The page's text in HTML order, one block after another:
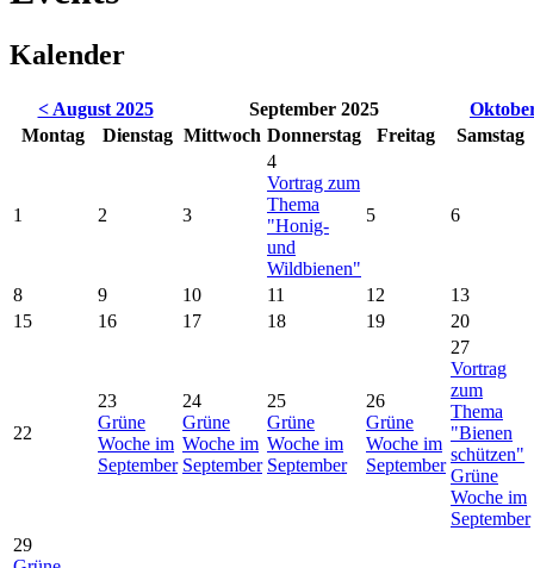
Kalender
< August 2025 September 2025
Montag Dienstag Mittwoch Donnerstag Freitag Samstag
1 2 3
4
Vortrag zum
Thema
"Honig-
und
Wildbienen"
5 6
8 9 10 11 12
13
15
16 17 18 19 20
22
23
Grüne
Woche im
September
24
Grüne
Woche im
September
25
Grüne
Woche im
September
26
Grüne
Woche im
September
27
Vortrag
zum
Thema
"Bienen
schützen"
Grüne
Woche im
September
29